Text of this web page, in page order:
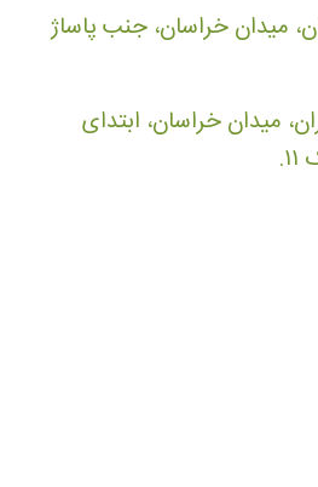
میدان خراسان، جنب پاساژ
میدان خراسان، ابتدای